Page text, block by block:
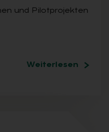
und Pilotprojekten
Weiterlesen